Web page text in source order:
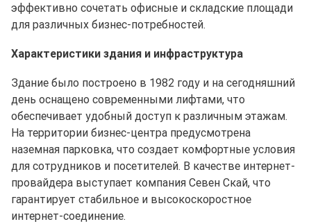
эффективно сочетать офисные и складские площади
для различных бизнес-потребностей.
Характеристики здания и инфраструктура
Здание было построено в 1982 году и на сегодняшний
день оснащено современными лифтами, что
обеспечивает удобный доступ к различным этажам.
На территории бизнес-центра предусмотрена
наземная парковка, что создает комфортные условия
для сотрудников и посетителей. В качестве интернет-
провайдера выступает компания Севен Скай, что
гарантирует стабильное и высокоскоростное
интернет-соединение.